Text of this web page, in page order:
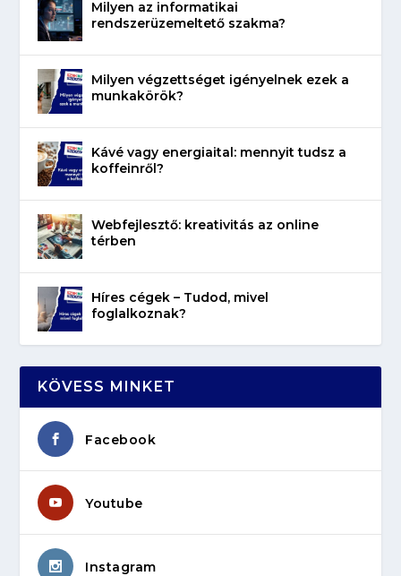
Milyen az informatikai
rendszerüzemeltető szakma?
Milyen végzettséget igényelnek ezek a
munkakörök?
Kávé vagy energiaital: mennyit tudsz a
koffeinről?
Webfejlesztő: kreativitás az online
térben
Híres cégek – Tudod, mivel
foglalkoznak?
KÖVESS MINKET
Facebook
Youtube
Instagram